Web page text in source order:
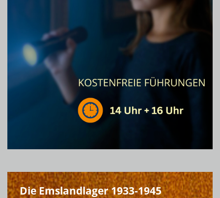
Die Emslandlager 1933-1945